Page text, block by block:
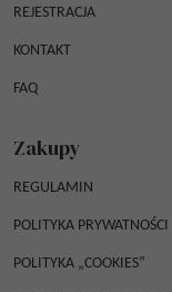
REJESTRACJA
KONTAKT
FAQ
Zakupy
REGULAMIN
POLITYKA PRYWATNOŚCI
POLITYKA „COOKIES”